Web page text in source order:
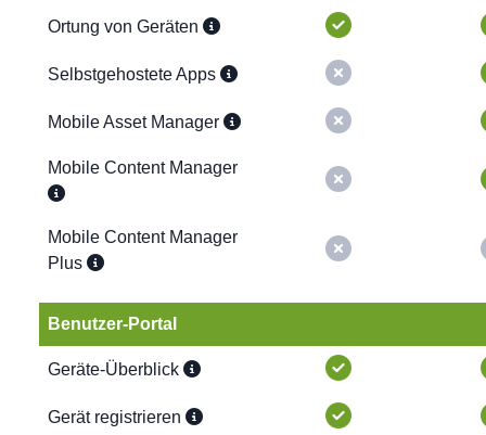
Ortung von Geräten
Selbstgehostete Apps
Mobile Asset Manager
Mobile Content Manager
Mobile Content Manager
Plus
Benutzer-Portal
Geräte-Überblick
Gerät registrieren